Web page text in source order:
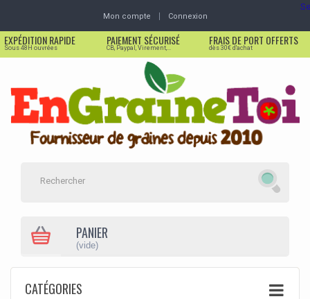
Mon compte Connexion
EXPÉDITION RAPIDE
Sous 48H ouvrées
PAIEMENT SÉCURISÉ
CB, Paypal, Virement,...
FRAIS DE PORT OFFERTS
dès 30€ d'achat
PANIER
(vide)
CATÉGORIES